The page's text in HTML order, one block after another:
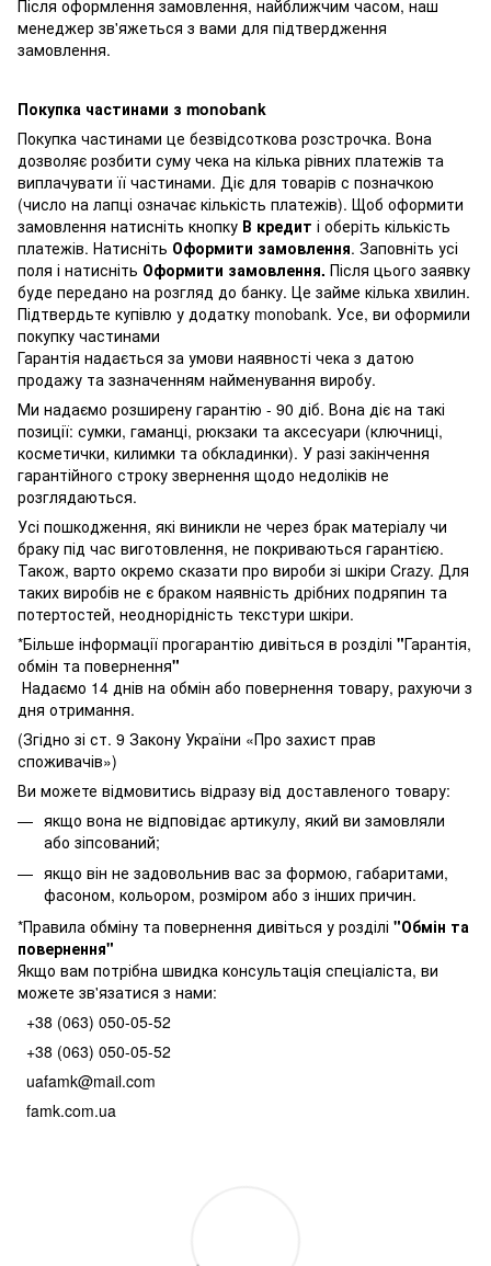
Після оформлення замовлення, найближчим часом, наш
менеджер зв'яжеться з вами для підтвердження
замовлення.
Покупка частинами з monobank
Покупка частинами це безвідсоткова розстрочка. Вона
дозволяє розбити суму чека на кілька рівних платежів та
виплачувати її частинами. Діє для товарів с позначкою
(число на лапці означає кількість платежів). Щоб оформити
замовлення натисніть кнопку В кредит і оберіть кількість
платежів. Натисніть Оформити замовлення. Заповніть усі
поля і натисніть Оформити замовлення. Після цього заявку
буде передано на розгляд до банку. Це займе кілька хвилин.
Підтвердьте купівлю у додатку monobank. Усе, ви оформили
покупку частинами
Гарантія надається за умови наявності чека з датою
продажу та зазначенням найменування виробу.
Ми надаємо розширену гарантію - 90 діб. Вона діє на такі
позиції: сумки, гаманці, рюкзаки та аксесуари (ключниці,
косметички, килимки та обкладинки). У разі закінчення
гарантійного строку звернення щодо недоліків не
розглядаються.
Усі пошкодження, які виникли не через брак матеріалу чи
браку під час виготовлення, не покриваються гарантією.
Також, варто окремо сказати про вироби зі шкіри Crazy. Для
таких виробів не є браком наявність дрібних подряпин та
потертостей, неоднорідність текстури шкіри.
*Більше інформації прогарантію дивіться в розділі "Гарантія,
обмін та повернення"
Надаємо 14 днів на обмін або повернення товару, рахуючи з
дня отримання.
(Згідно зі ст. 9 Закону України «Про захист прав
споживачів»)
Ви можете відмовитись відразу від доставленого товару:
якщо вона не відповідає артикулу, який ви замовляли
або зіпсований;
якщо він не задовольнив вас за формою, габаритами,
фасоном, кольором, розміром або з інших причин.
*Правила обміну та повернення дивіться у розділі "Обмін та
повернення"
Якщо вам потрібна швидка консультація спеціаліста, ви
можете зв'язатися з нами:
+38 (063) 050-05-52
+38 (063) 050-05-52
uafamk@mail.com
famk.com.ua